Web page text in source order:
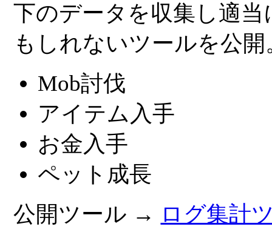
下のデータを収集し適
もしれないツールを公開
Mob討伐
アイテム入手
お金入手
ペット成長
公開ツール → ログ集計